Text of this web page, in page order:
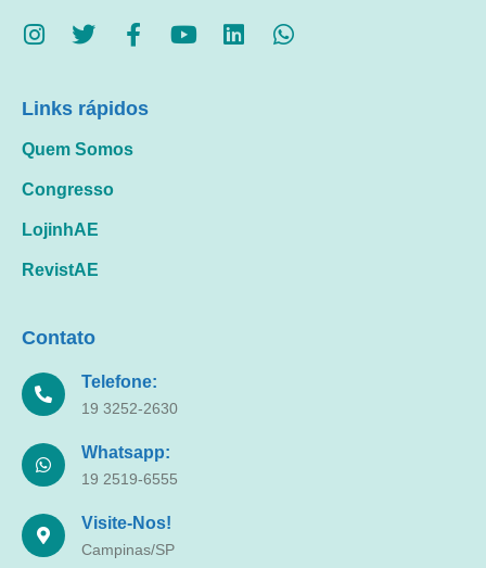
Links rápidos
Quem Somos
Congresso
LojinhAE
RevistAE
Contato
Telefone:
19 3252-2630
Whatsapp:
19 2519-6555
Visite-Nos!
Campinas/SP